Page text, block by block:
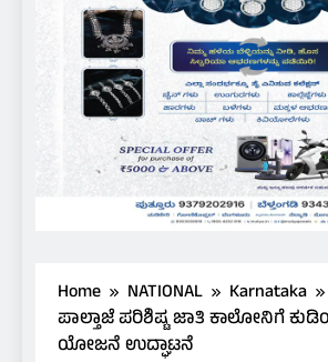
Home NATIONAL
Karnataka
ಪಾಲ್ತಾಜೆ ಪರಿಶಿಷ್ಟ ಜಾತಿ ಕಾಲೋನಿಗೆ
ಯೋಜನೆ ಉದ್ಘಾಟನೆ